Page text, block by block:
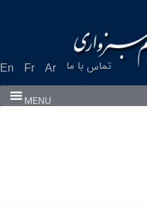
En Fr Ar تماس با ما
MENU